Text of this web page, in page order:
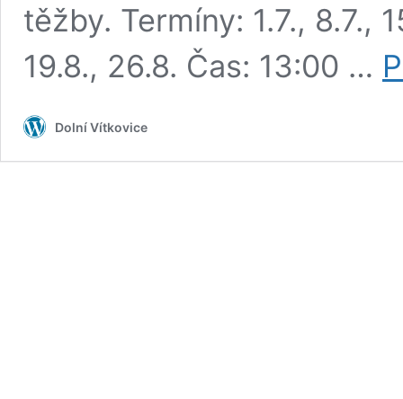
těžby. Termíny: 1.7., 8.7.,
19.8., 26.8. Čas: 13:00 …
Dolní Vítkovice